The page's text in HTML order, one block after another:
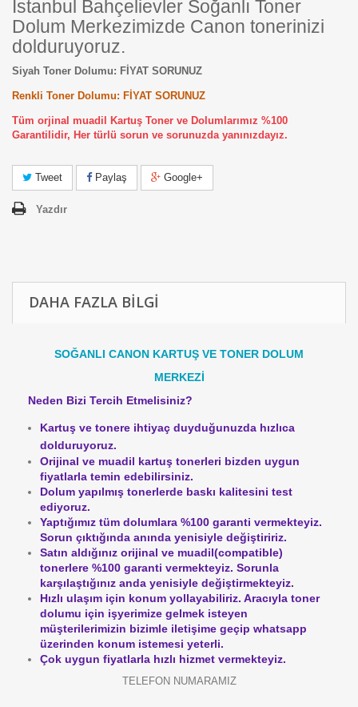
İstanbul Bahçelievler Soğanlı Toner
Dolum Merkezimizde Canon tonerinizi
dolduruyoruz.
Siyah Toner Dolumu: FİYAT SORUNUZ
Renkli Toner Dolumu: FİYAT SORUNUZ
Tüm orjinal muadil Kartuş Toner ve Dolumlarımız %100
Garantilidir, Her türlü sorun ve sorunuzda yanınızdayız.
Tweet Paylaş Google+
Yazdır
DAHA FAZLA BILGI
SOĞANLI CANON KARTUŞ VE TONER DOLUM
MERKEZİ
Neden Bizi Tercih Etmelisiniz?
Kartuş ve tonere ihtiyaç duyduğunuzda hızlıca
dolduruyoruz.
Orijinal ve muadil kartuş tonerleri bizden uygun
fiyatlarla temin edebilirsiniz.
Dolum yapılmış tonerlerde baskı kalitesini test
ediyoruz.
Yaptığımız tüm dolumlara %100 garanti vermekteyiz.
Sorun çıktığında anında yenisiyle değiştiririz.
Satın aldığınız orijinal ve muadil(compatible)
tonerlere %100 garanti vermekteyiz. Sorunla
karşılaştığınız anda yenisiyle değiştirmekteyiz.
Hızlı ulaşım için konum yollayabiliriz. Aracıyla toner
dolumu için işyerimize gelmek isteyen
müşterilerimizin bizimle iletişime geçip whatsapp
üzerinden konum istemesi yeterli.
Çok uygun fiyatlarla hızlı hizmet vermekteyiz.
TELEFON NUMARAMIZ